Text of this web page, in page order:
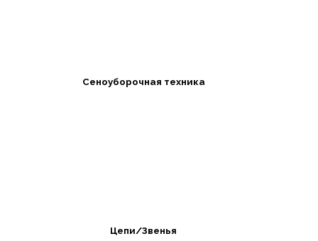
Сеноуборочная техника
Цепи/Звенья